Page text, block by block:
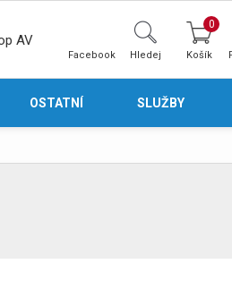
0
Hledej
Facebook
AV
OSTATNÍ SLUŽBY